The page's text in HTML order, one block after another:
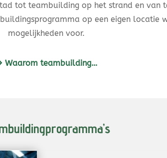
tot teambuilding op het strand en van
op een eigen locatie
mogelijkheden voor.
Waarom teambuilding…